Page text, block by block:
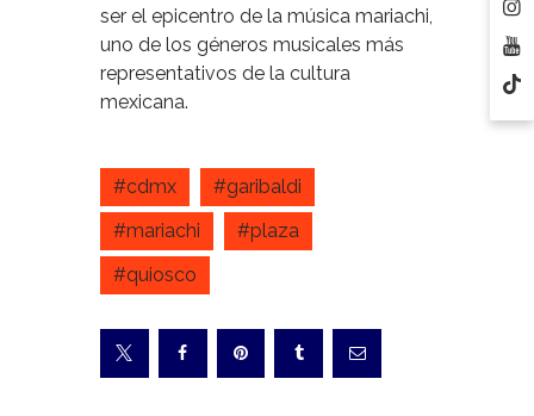
ser el epicentro de la música mariachi,
uno de los géneros musicales más
representativos de la cultura
mexicana.
#cdmx
#garibaldi
#mariachi
#plaza
#quiosco